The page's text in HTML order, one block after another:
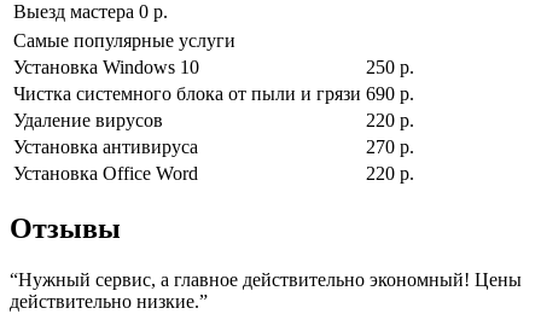
Выезд мастера 0 р.
Самые популярные услуги
Установка Windows 10
250 р.
Чистка системного блока от пыли и грязи 690 р.
Удаление вирусов
220 р.
Установка антивируса
270 р.
Установка Office Word
220 р.
Отзывы
“Нужный сервис, а главное действительно экономный! Цены
действительно низкие.”